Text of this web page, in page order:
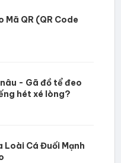
Mã QR (QR Code
- Gã đồ tể đeo
hét xé lòng?
Loài Cá Đuối Mạnh